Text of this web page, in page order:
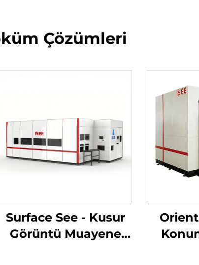
Çözümleri
Surface See - Kusur
Görüntü Muayene